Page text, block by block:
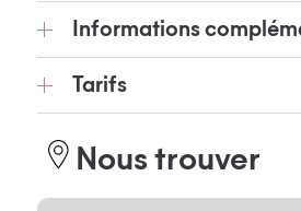
Informations
Tarifs
Nous trouver